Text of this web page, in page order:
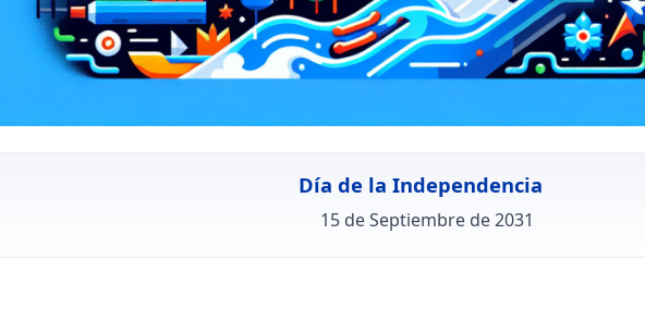
Día de la Independencia
15 de Septiembre de 2031